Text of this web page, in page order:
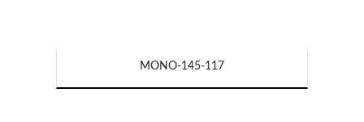
MONO-145-117